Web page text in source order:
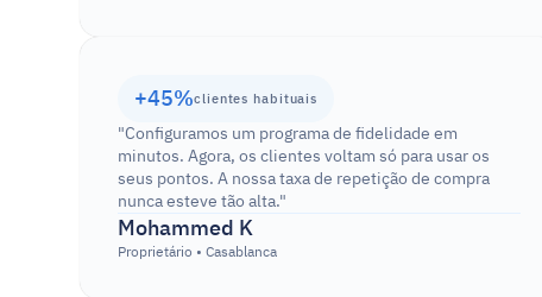
+45%clientes habituais
"Configuramos um programa de fidelidade em
minutos. Agora, os clientes voltam só para usar os
seus pontos. A nossa taxa de repetição de compra
nunca esteve tão alta."
Mohammed K
Proprietário • Casablanca